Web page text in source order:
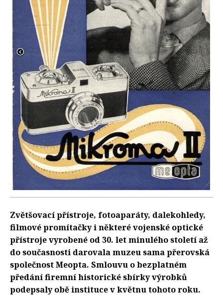
Zvětšovací přístroje, fotoaparáty, dalekohledy,
filmové promítačky i některé vojenské optické
přístroje vyrobené od 30. let minulého století až
do současnosti darovala muzeu sama přerovská
společnost Meopta. Smlouvu o bezplatném
předání firemní historické sbírky výrobků
podepsaly obě instituce v květnu tohoto roku.